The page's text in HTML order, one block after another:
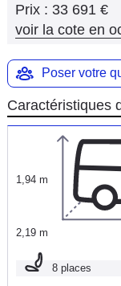
Marques
Prix : 33 691 €
voir la cote en
Poser votre
Caractéristiques
1,94 m
2,19 m
8 places